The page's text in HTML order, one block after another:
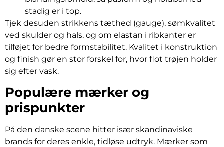
stadig er i top.
Tjek desuden strikkens tæthed (gauge), sømkvalitet
ved skulder og hals, og om elastan i ribkanter er
tilføjet for bedre formstabilitet. Kvalitet i konstruktion
og finish gør en stor forskel for, hvor flot trøjen holder
sig efter vask.
Populære mærker og
prispunkter
På den danske scene hitter især skandinaviske
brands for deres enkle, tidløse udtryk. Mærker som